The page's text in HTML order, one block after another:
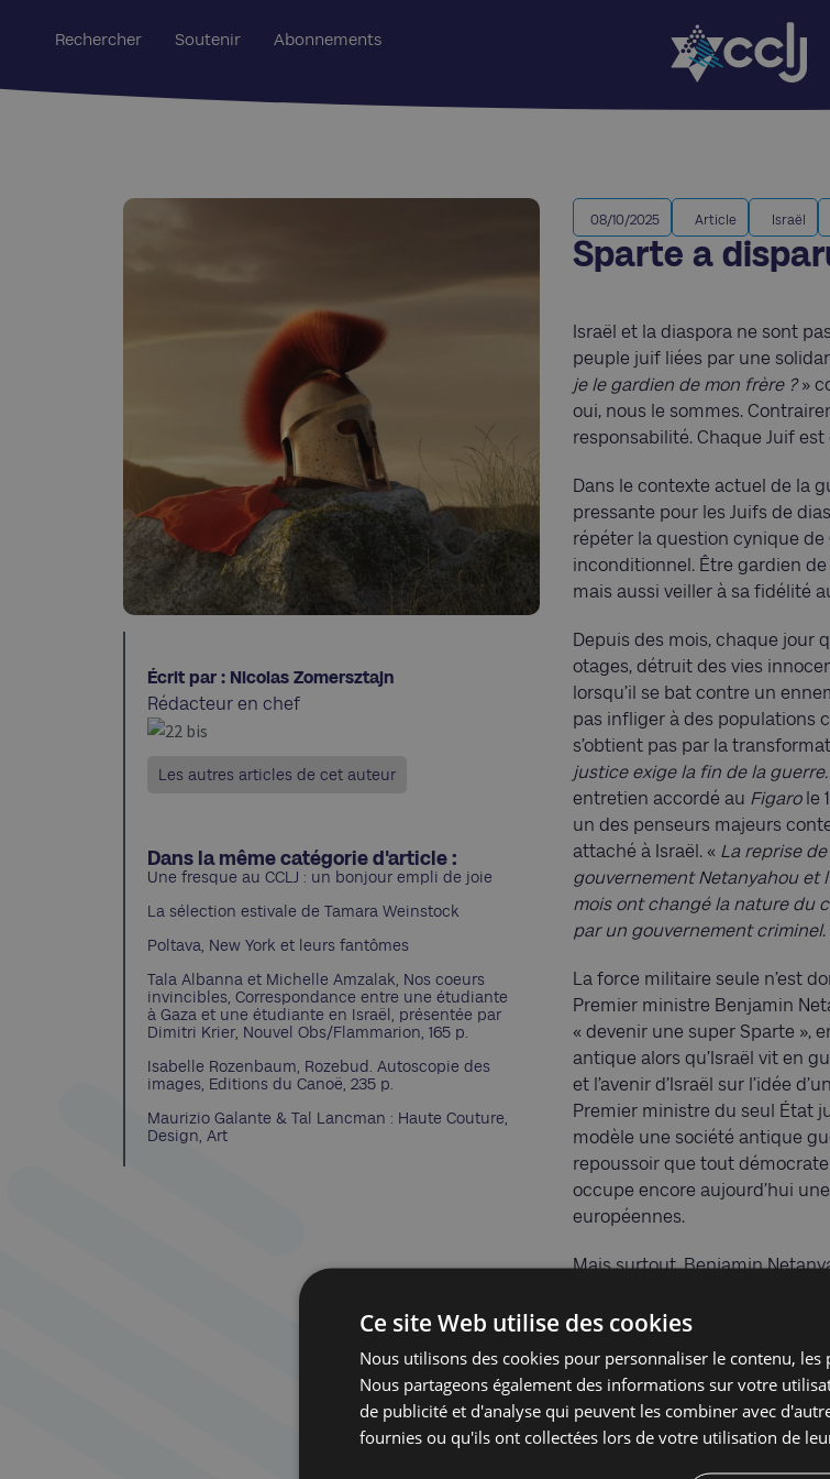
Rechercher Soutenir Abonnements
Écrit par : Nicolas Zomersztajn
Rédacteur en chef
Les autres articles de cet auteur
Dans la même catégorie d'article :
Une fresque au CCLJ : un bonjour empli de joie
La sélection estivale de Tamara Weinstock
Poltava, New York et leurs fantômes
Tala Albanna et Michelle Amzalak, Nos coeurs
invincibles, Correspondance entre une étudiante
à Gaza et une étudiante en Israël, présentée par
Dimitri Krier, Nouvel Obs/Flammarion, 165 p.
Isabelle Rozenbaum, Rozebud. Autoscopie des
images, Editions du Canoë, 235 p.
Maurizio Galante & Tal Lancman : Haute Couture,
Design, Art
08/10/2025 Article Israël
Sparte a
Israël et la diaspora ne sont
peuple juif liées par une
je le gardien de mon frère ?»
oui, nous le sommes.
responsabilité. Chaque Juif est
Dans le contexte actuel de la
pressante pour les Juifs de
répéter la question cynique
inconditionnel. Être gardien de
mais aussi veiller à sa fidélité
Depuis des mois, chaque jour
otages, détruit des vies
lorsqu’il se bat contre un
pas infliger à des populations
s’obtient pas par la
justice exige la fin de la
entretien accordé au Figarole
un des penseurs majeurs
attaché à Israël. « La reprise
gouvernement Netanyahou et
mois ont changé la nature du
par un gouvernement criminel.
La force militaire seule n’est
Premier ministre Benjamin
« devenir une super Sparte »,
antique alors qu’Israël vit en
et l’avenir d’Israël sur l’idée
Premier ministre du seul État
modèle une société antique
repoussoir que tout démocrate
occupe encore aujourd’hui
européennes.
Mais surtout, Benjamin
civilisations qui ont cru que la
survécu et a pu renaître parce
dans les trésors d’intelligence
disparus après un long déclin,
cesse de loucher sur les
Prophètes du judaïsme et de
conséquences de leurs choix.
Ce site Web utilise des cookies
Nous utilisons des cookies pour personnaliser le contenu,
Nous partageons également des informations sur votre
de publicité et d'analyse qui peuvent les combiner avec
fournies ou qu'ils ont collectées lors de votre utilisation de